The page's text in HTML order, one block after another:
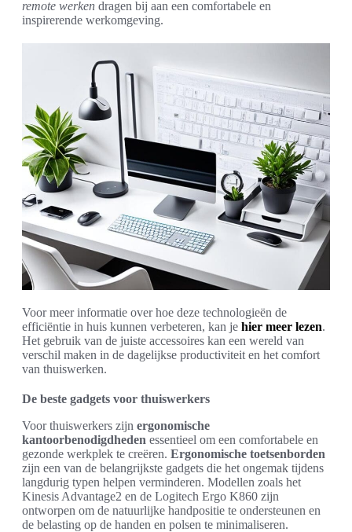
remote werken dragen bij aan een comfortabele en
inspirerende werkomgeving.
Voor meer informatie over hoe deze technologieën de
efficiëntie in huis kunnen verbeteren, kan je hier meer lezen.
Het gebruik van de juiste accessoires kan een wereld van
verschil maken in de dagelijkse productiviteit en het comfort
van thuiswerken.
De beste gadgets voor thuiswerkers
Voor thuiswerkers zijn ergonomische
kantoorbenodigdheden essentieel om een comfortabele en
gezonde werkplek te creëren. Ergonomische toetsenborden
zijn een van de belangrijkste gadgets die het ongemak tijdens
langdurig typen helpen verminderen. Modellen zoals het
Kinesis Advantage2 en de Logitech Ergo K860 zijn
ontworpen om de natuurlijke handpositie te ondersteunen en
de belasting op de handen en polsen te minimaliseren.